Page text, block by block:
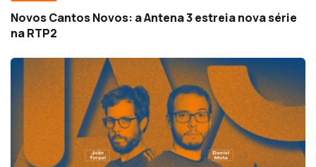
Novos Cantos Novos: a Antena 3 estreia nova série
na RTP2